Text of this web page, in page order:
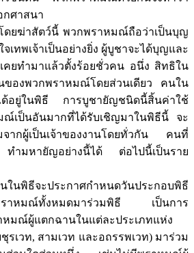
ศาสนา
สัตว์นี้ พวกพราหมณ์ถือว่าเป็นบุญ
เทพเจ้าเป็นอย่างยิ่ง ผู้บูชาจะได้บุญและ
คยทำมาแล้วตั้งร้อยชั่วคน อนึ่ง สิทธิใน
องพวกพราหมณ์โดยส่วนเดียว คนใน
ด้อยู่ในพิธี การบูชายัญชนิดนี้สิ้นค่าใช้
ณ์เป็นอันมากที่ได้รับเชิญมาในพิธีนี้ จะ
จากผู้เป็นเจ้าของงานโดยทั่วกัน คนที่
ทำมหายัญอย่างนี้ได้ ต่อไปนี้เป็นราย
ธีจะประกาศกำหนดวันประกอบพิธี
พราหมณ์ทั้งหมดมาร่วมพิธี เป็นการ
หมณ์ผู้แตกฉานในแต่ละประเภทแห่ง
รเวท, สามเวท และอถรรพเวท) มาร่วม